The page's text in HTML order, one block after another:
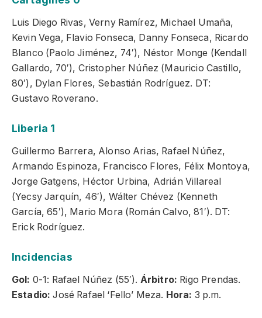
Luis Diego Rivas, Verny Ramírez, Michael Umaña,
Kevin Vega, Flavio Fonseca, Danny Fonseca, Ricardo
Blanco (Paolo Jiménez, 74′), Néstor Monge (Kendall
Gallardo, 70′), Cristopher Núñez (Mauricio Castillo,
80′), Dylan Flores, Sebastián Rodríguez. DT:
Gustavo Roverano.
Liberia 1
Guillermo Barrera, Alonso Arias, Rafael Núñez,
Armando Espinoza, Francisco Flores, Félix Montoya,
Jorge Gatgens, Héctor Urbina, Adrián Villareal
(Yecsy Jarquín, 46′), Wálter Chévez (Kenneth
García, 65′), Mario Mora (Román Calvo, 81′). DT:
Erick Rodríguez.
Incidencias
Gol: 0-1: Rafael Núñez (55′). Árbitro: Rigo Prendas.
Estadio: José Rafael ‘Fello’ Meza. Hora: 3 p.m.